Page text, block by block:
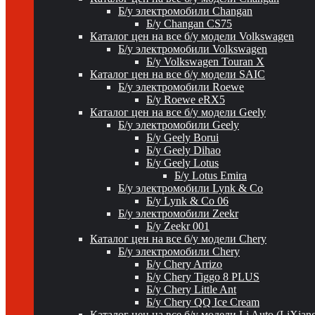
Б/у электромобили Changan
Б/у Changan CS75
Каталог цен на все б/у модели Volkswagen
Б/у электромобили Volkswagen
Б/у Volkswagen Touran X
Каталог цен на все б/у модели SAIC
Б/у электромобили Roewe
Б/у Roewe eRX5
Каталог цен на все б/у модели Geely
Б/у электромобили Geely
Б/у Geely Borui
Б/у Geely Dihao
Б/у Geely Lotus
Б/у Lotus Emira
Б/у электромобили Lynk & Co
Б/у Lynk & Co 06
Б/у электромобили Zeekr
Б/у Zeekr 001
Каталог цен на все б/у модели Chery
Б/у электромобили Chery
Б/у Chery Arrizo
Б/у Chery Tiggo 8 PLUS
Б/у Chery Little Ant
Б/у Chery QQ Ice Cream